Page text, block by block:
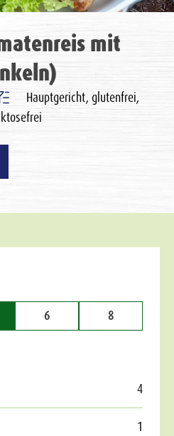
mit
Hauptgericht, glutenfrei,
6 8
4
1